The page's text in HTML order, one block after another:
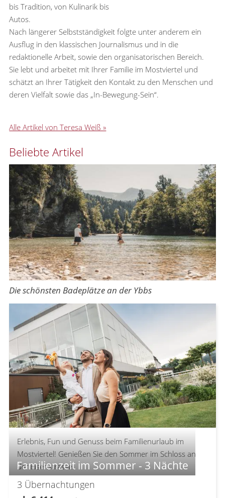
bis Tradition, von Kulinarik bis
Autos.
Nach längerer Selbstständigkeit folgte unter anderem ein
Ausflug in den klassischen Journalismus und in die
redaktionelle Arbeit, sowie den organisatorischen Bereich.
Sie lebt und arbeitet mit Ihrer Familie im Mostviertel und
schätzt an Ihrer Tätigkeit den Kontakt zu den Menschen und
deren Vielfalt sowie das „In-Bewegung-Sein“.
Alle Artikel von Teresa Weiß »
Beliebte Artikel
Die schönsten Badeplätze an der Ybbs
Familienzeit im Sommer - 3 Nächte
Erlebnis, Fun und Genuss beim Familienurlaub im
Mostviertel! Genießen Sie den Sommer im Schloss an
der Eisenstrasse.
3 Übernachtungen